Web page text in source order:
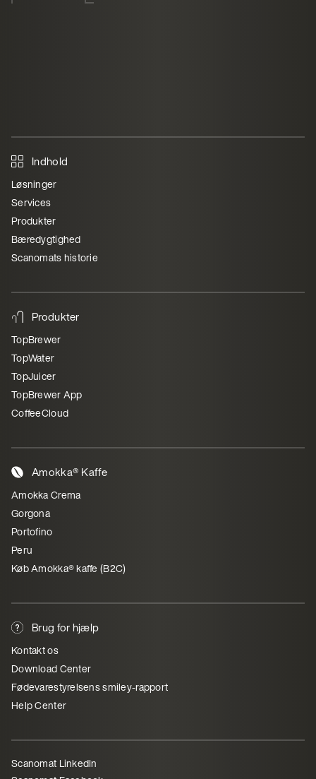
Indhold
Løsninger
Services
Produkter
Bæredygtighed
Scanomats historie
Produkter
TopBrewer
TopWater
TopJuicer
TopBrewer App
CoffeeCloud
Amokka® Kaffe
Amokka Crema
Gorgona
Portofino
Peru
Køb Amokka® kaffe (B2C)
Brug for hjælp
Kontakt os
Download Center
Fødevarestyrelsens smiley-rapport
Help Center
Scanomat LinkedIn